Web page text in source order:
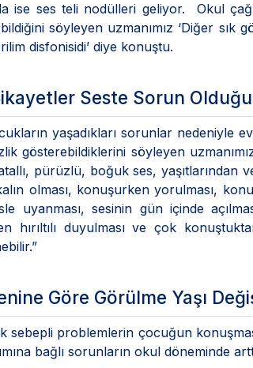
ise ses teli nodülleri geliyor. Okul
söyleyen uzmanımız ‘Diğer
disfonisidi’ diye konuştu.
Seste Sorun
yaşadıkları sorunlar nedeniyle
gösterebildiklerini söyleyen
pürüzlü, boğuk ses, yaşıtlarından
olması, konuşurken yorulması,
uyanması, sesinin gün içinde
hırıltılı duyulması ve çok
Göre Görülme Yaşı
sebepli problemlerin çocuğun
bağlı sorunların okul döneminde